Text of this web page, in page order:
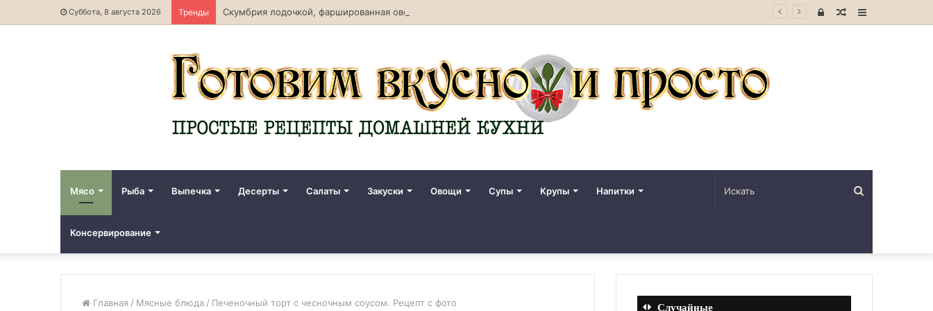
Суббота, 8 августа 2026 Тренды Скумбрия лодочкой, фаршированная овощами. Рецепт с фото Sidebar
Случайная
Войти
Мясо Рыба Выпечка Десерты Салаты Закуски Овощи Супы Крупы Напитки
Консервирование
Главная / Мясные блюда / Печеночный торт с чесночным соусом. Рецепт с фото Случайные